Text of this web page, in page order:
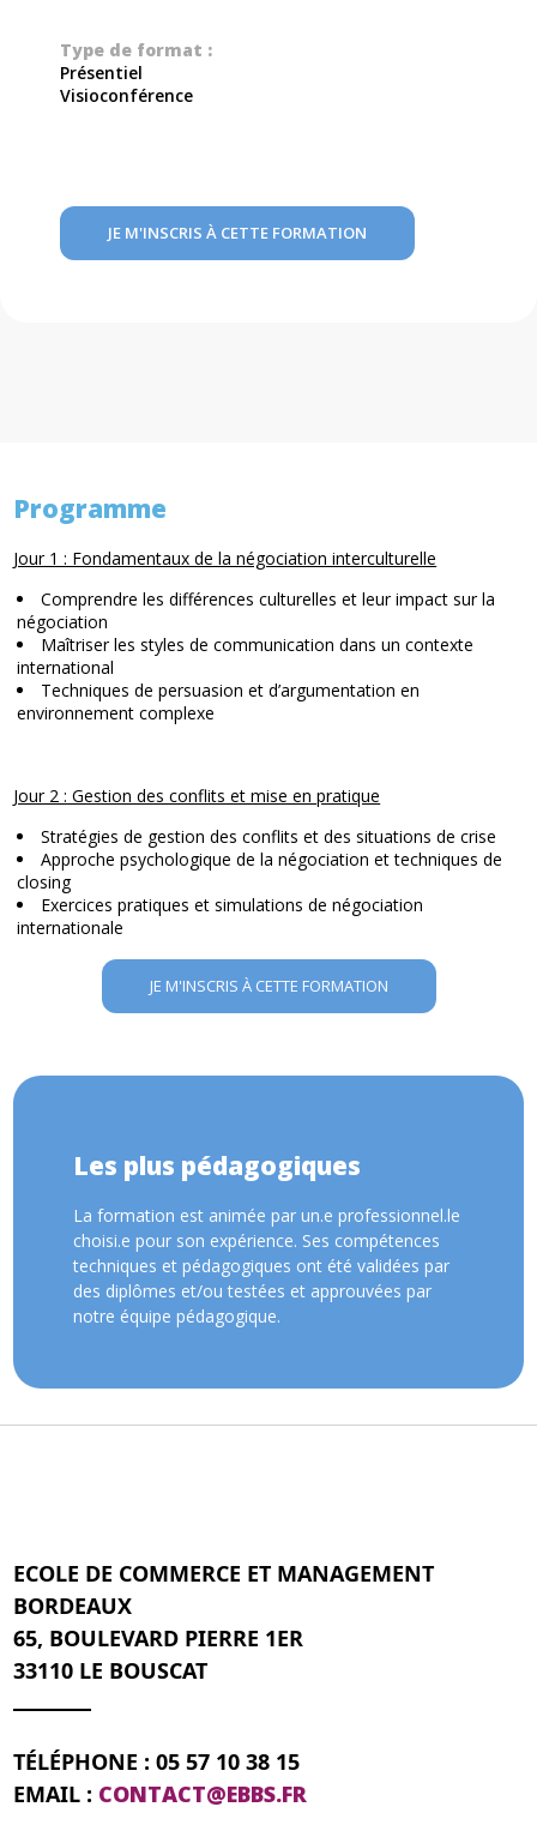
Type de format :
Présentiel
Visioconférence
JE M'INSCRIS À CETTE FORMATION
Programme
Jour 1 : Fondamentaux de la négociation interculturelle
Comprendre les différences culturelles et leur impact sur la
négociation
Maîtriser les styles de communication dans un contexte
international
Techniques de persuasion et d’argumentation en
environnement complexe
Jour 2 : Gestion des conflits et mise en pratique
Stratégies de gestion des conflits et des situations de crise
Approche psychologique de la négociation et techniques de
closing
Exercices pratiques et simulations de négociation
internationale
JE M'INSCRIS À CETTE FORMATION
Les plus pédagogiques
La formation est animée par un.e professionnel.le
choisi.e pour son expérience. Ses compétences
techniques et pédagogiques ont été validées par
des diplômes et/ou testées et approuvées par
notre équipe pédagogique.
ECOLE DE COMMERCE ET MANAGEMENT
BORDEAUX
65, BOULEVARD PIERRE 1ER
33110 LE BOUSCAT
TÉLÉPHONE : 05 57 10 38 15
EMAIL : CONTACT@EBBS.FR